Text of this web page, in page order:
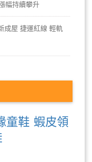
幅持續攀升
成屋 捷運紅線 輕軌
童鞋 蝦皮領